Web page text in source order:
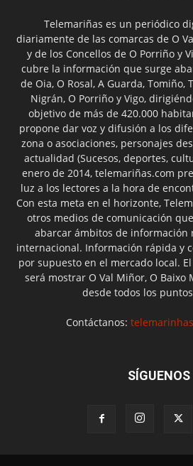
Telemariñas es un periódico
diariamente de las comarcas de O
y de los Concellos de O Porriño y
cubre la información que surge
de Oia, O Rosal, A Guarda, Tomiño,
Nigrán, O Porriño y Vigo,
objetivo de más de 420.000
propone dar voz y difusión a los
zona o asociaciones, personajes
actualidad (Sucesos, deportes,
enero de 2014, telemariñas.com
luz a los lectores a la hora de
Con esta meta en el horizonte,
otros medios de comunicación
abarcar ámbitos de información
internacional. Información rápida y
por supuesto en el mercado local.
será mostrar O Val Miñor, O Baixo
desde todos los
Contáctanos:
SÍGUENOS